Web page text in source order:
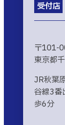
受付店
〒101-
東京都
JR秋葉
谷線3番
歩6分